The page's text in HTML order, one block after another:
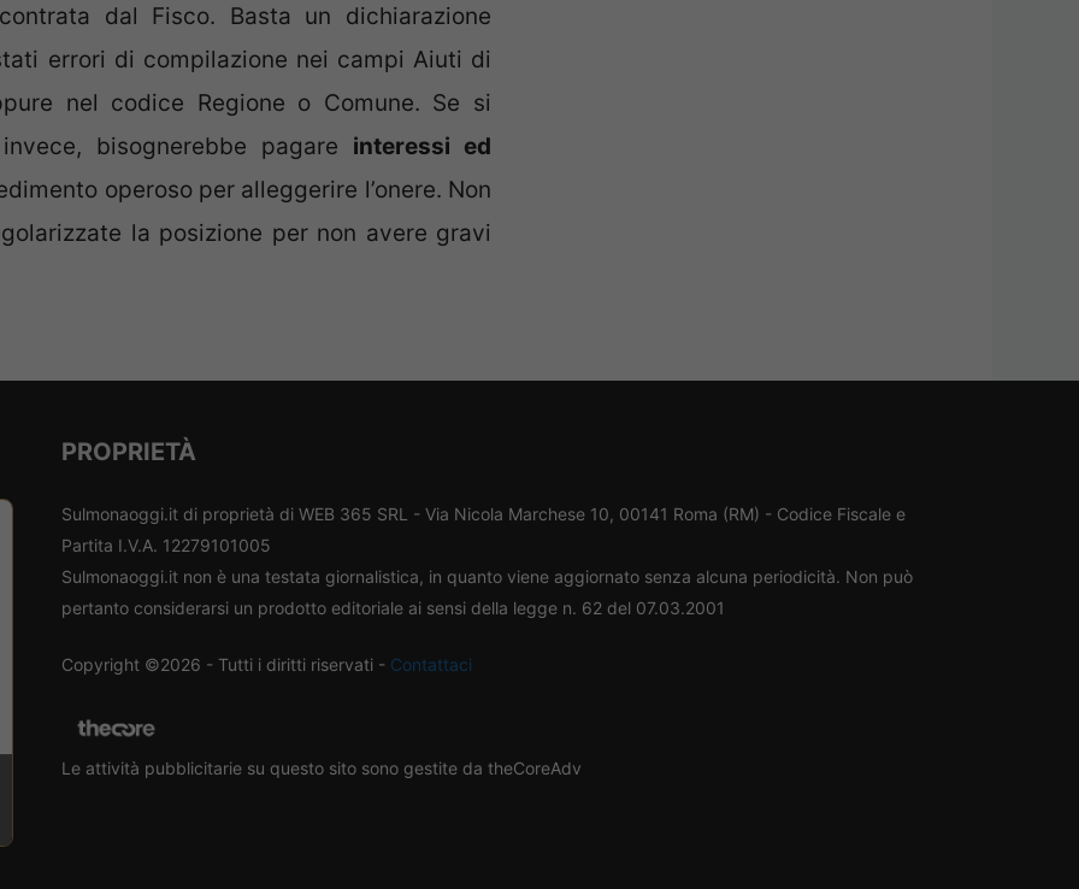
dal Fisco. Basta un dichiarazione
errori di compilazione nei campi Aiuti di
nel codice Regione o Comune. Se si
bisognerebbe pagare interessi ed
operoso per alleggerire l’onere. Non
la posizione per non avere gravi
PROPRIETÀ
Sulmonaoggi.it di proprietà di WEB 365 SRL - Via Nicola Marchese 10, 00141 Roma (RM) - Codice Fiscale e
Partita I.V.A. 12279101005
Sulmonaoggi.it non è una testata giornalistica, in quanto viene aggiornato senza alcuna periodicità. Non può
pertanto considerarsi un prodotto editoriale ai sensi della legge n. 62 del 07.03.2001
Copyright ©2026 - Tutti i diritti riservati - Contattaci
Le attività pubblicitarie su questo sito sono gestite da theCoreAdv